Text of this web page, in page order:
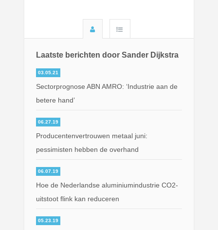
Laatste berichten door Sander Dijkstra
03.05.21
Sectorprognose ABN AMRO: ‘Industrie aan de
betere hand’
06.27.19
Producentenvertrouwen metaal juni:
pessimisten hebben de overhand
06.07.19
Hoe de Nederlandse aluminiumindustrie CO2-
uitstoot flink kan reduceren
05.23.19